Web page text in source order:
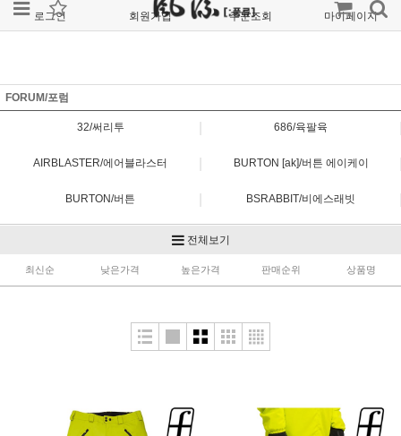
로그인 회원가입 주문조회 마이페이지
FORUM/포럼
32/써리투 686/육팔육
AIRBLASTER/에어블라스터 BURTON [ak]/버튼 에이케이
BURTON/버튼 BSRABBIT/비에스래빗
|
HELLOW/헬로우 | JONES/존스
| NOMADIK/노메딕
SPECIALGUEST/스페셜게스트 VOLCOM/볼컴
전체보기
최신순 낮은가격 높은가격 판매순위 상품명